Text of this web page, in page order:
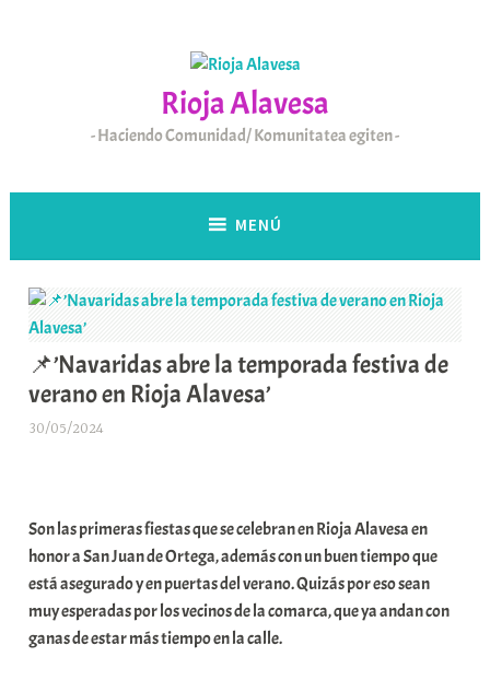
Rioja Alavesa
Haciendo Comunidad/ Komunitatea egiten
MENÚ
📌’Navaridas abre la temporada festiva de
verano en Rioja Alavesa’
30/05/2024
a
r
E
r
r
Son las primeras fiestas que se celebran en Rioja Alavesa en
honor a San Juan de Ortega, además con un buen tiempo que
está asegurado y en puertas del verano. Quizás por eso sean
muy esperadas por los vecinos de la comarca, que ya andan con
ganas de estar más tiempo en la calle.